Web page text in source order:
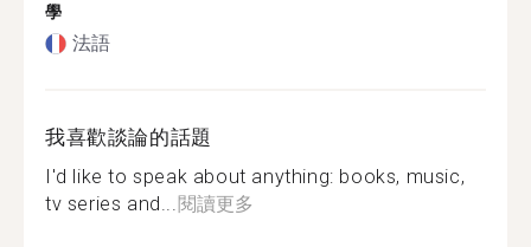
學
法語
我喜歡談論的話題
I'd like to speak about anything: books, music,
tv series and...閱讀更多